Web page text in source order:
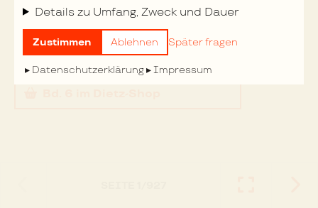
Details zu Umfang, Zweck und Dauer
Zustimmen Ablehnen Später fragen
Datenschutzerklärung Impressum
Band 6
Annelies Laschitza & Eckhard Müller
(Hrsg.)